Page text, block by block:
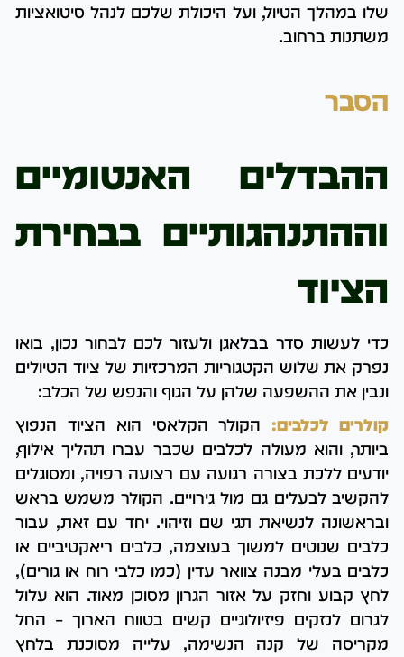
שלו במהלך הטיול, ועל היכולת שלכם לנהל סיטואציות
משתנות ברחוב.
הסבר
ההבדלים האנטומיים
וההתנהגותיים בבחירת
הציוד
כדי לעשות סדר בבלאגן ולעזור לכם לבחור נכון, בואו
נפרק את שלוש הקטגוריות המרכזיות של ציוד הטיולים
ונבין את ההשפעה שלהן על הגוף והנפש של הכלב:
קולרים לכלבים: הקולר הקלאסי הוא הציוד הנפוץ
ביותר, והוא מעולה לכלבים שכבר עברו תהליך אילוף,
יודעים ללכת בצורה רגועה עם רצועה רפויה, ומסוגלים
להקשיב לבעלים גם מול גירויים. הקולר משמש בראש
ובראשונה לנשיאת תגי שם וזיהוי. יחד עם זאת, עבור
כלבים שנוטים למשוך בעוצמה, כלבים ריאקטיביים או
כלבים בעלי מבנה צוואר עדין (כמו כלבי רוח או גורים),
לחץ קבוע וחזק על אזור הגרון מסוכן מאוד. הוא עלול
לגרום לנזקים פיזיולוגיים קשים בטווח הארוך – החל
מקריסה של קנה הנשימה, עלייה מסוכנת בלחץ